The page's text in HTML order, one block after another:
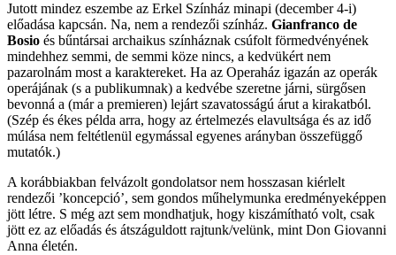
Jutott mindez eszembe az Erkel Színház minapi (december 4-i)
előadása kapcsán. Na, nem a rendezői színház. Gianfranco de
Bosio és bűntársai archaikus színháznak csúfolt förmedvényének
mindehhez semmi, de semmi köze nincs, a kedvükért nem
pazarolnám most a karaktereket. Ha az Operaház igazán az operák
operájának (s a publikumnak) a kedvébe szeretne járni, sürgősen
bevonná a (már a premieren) lejárt szavatosságú árut a kirakatból.
(Szép és ékes példa arra, hogy az értelmezés elavultsága és az idő
múlása nem feltétlenül egymással egyenes arányban összefüggő
mutatók.)
A korábbiakban felvázolt gondolatsor nem hosszasan kiérlelt
rendezői ’koncepció’, sem gondos műhelymunka eredményeképpen
jött létre. S még azt sem mondhatjuk, hogy kiszámítható volt, csak
jött ez az előadás és átszáguldott rajtunk/velünk, mint Don Giovanni
Anna életén.